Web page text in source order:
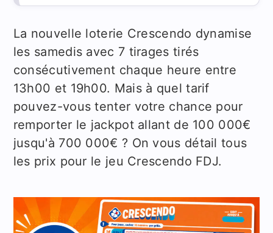
La nouvelle loterie Crescendo dynamise
les samedis avec 7 tirages tirés
consécutivement chaque heure entre
13h00 et 19h00. Mais à quel tarif
pouvez-vous tenter votre chance pour
remporter le jackpot allant de 100 000€
jusqu'à 700 000€ ? On vous détail tous
les prix pour le jeu Crescendo FDJ.